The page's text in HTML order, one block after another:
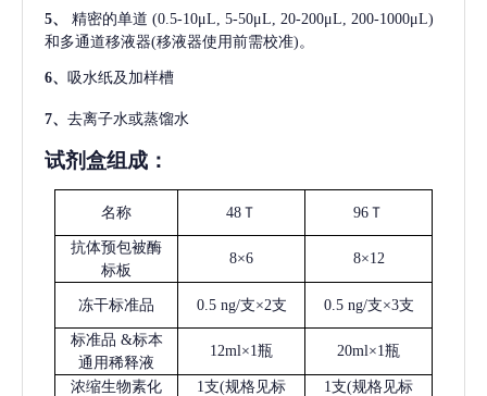
5、 精密的单道 (0.5-10μL, 5-50μL, 20-200μL, 200-1000μL)
和多通道移液器(移液器使用前需校准)。
6、 吸水纸及加样槽
7、 去离子水或蒸馏水
试剂盒组成：
名称 48Ｔ 96Ｔ
抗体预包被酶
标板
8×6 8×12
冻干标准品 0.5 ng/支×2支 0.5 ng/支×3支
标准品 &标本
通用稀释液
12ml×1瓶 20ml×1瓶
浓缩生物素化
1支(规格见标
1支(规格见标